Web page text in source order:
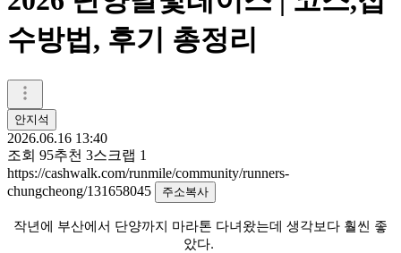
수방법, 후기 총정리
안지석
2026.06.16 13:40
조회 95추천 3스크랩 1
https://cashwalk.com/runmile/community/runners-
chungcheong/131658045
주소복사
작년에 부산에서 단양까지 마라톤 다녀왔는데 생각보다 훨씬 좋
았다.